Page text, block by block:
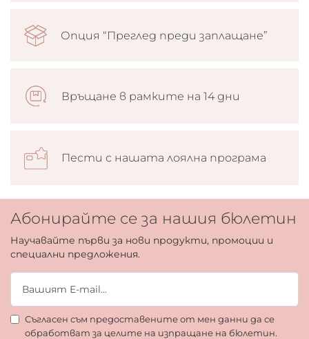
Опция “Преглед преди заплащане”
Връщане в рамките на 14 дни
Пести с нашата лоялна програма
Абонирайте се за нашия бюлетин
Научавайте първи за нови продукти, промоции и
специални предложения.
Съгласен съм предоставените от мен данни да се
обработват за целите на изпращане на бюлетин.